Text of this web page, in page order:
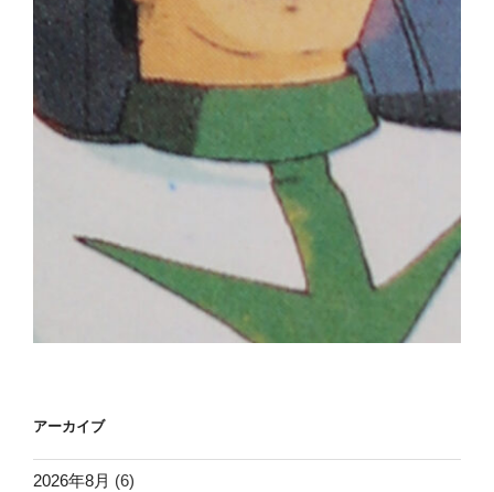
アーカイブ
2026年8月 (6)